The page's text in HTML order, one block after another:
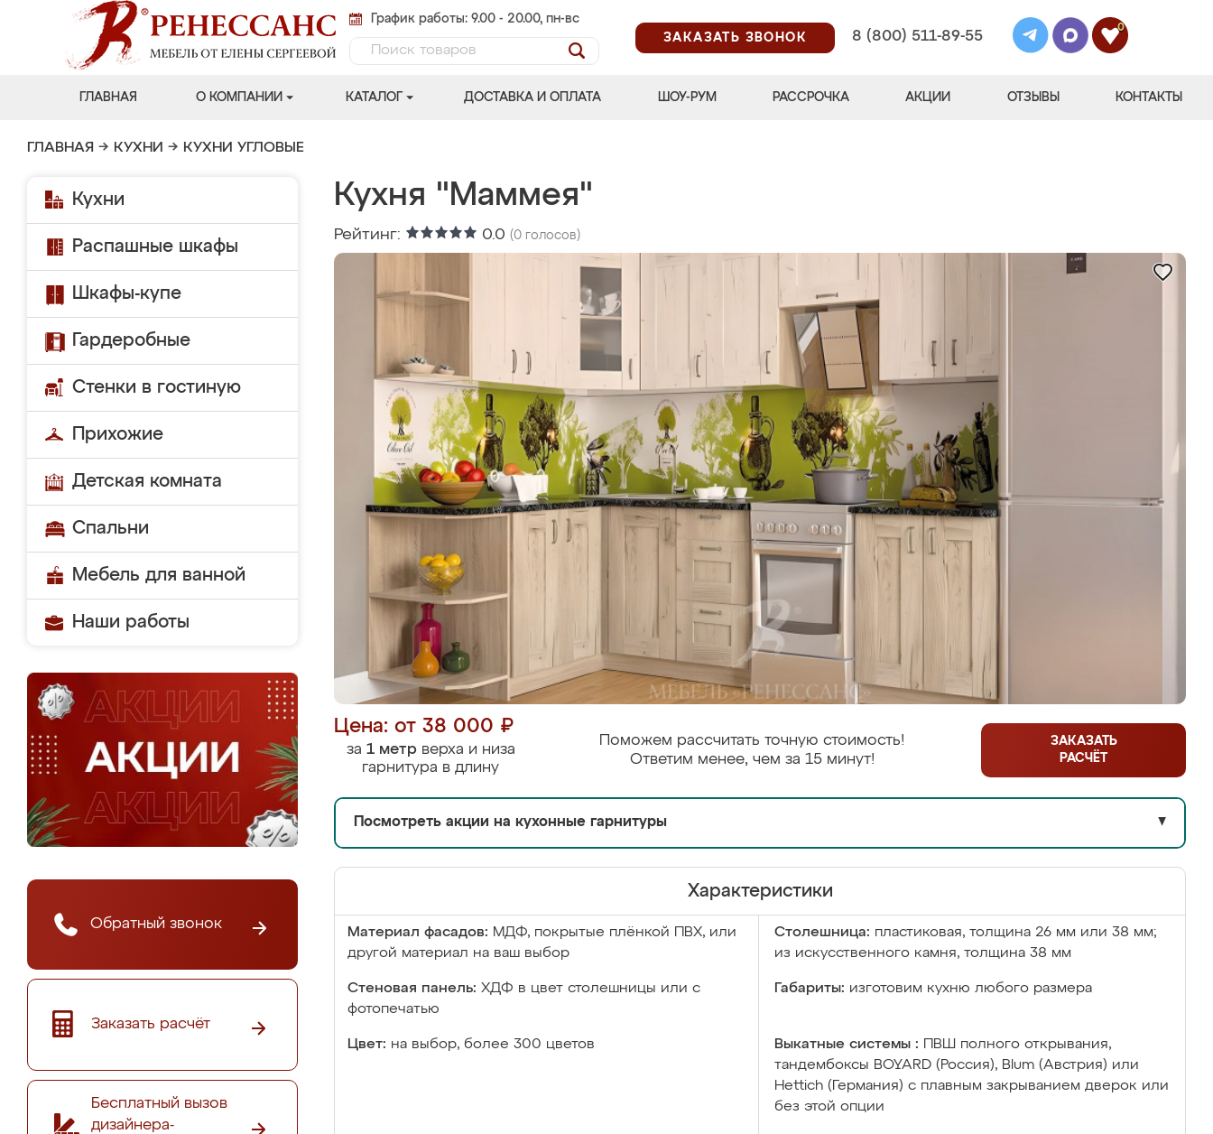
График работы: 9.00 - 20.00, пн-вс
ЗАКАЗАТЬ ЗВОНОК
8 (800) 511-89-55
0
ГЛАВНАЯ О КОМПАНИИ КАТАЛОГ ДОСТАВКА И ОПЛАТА ШОУ-РУМ РАССРОЧКА АКЦИИ ОТЗЫВЫ КОНТАКТЫ
ГЛАВНАЯ → КУХНИ → КУХНИ УГЛОВЫЕ
Кухни
Распашные шкафы
Шкафы-купе
Гардеробные
Стенки в гостиную
Прихожие
Детская комната
Спальни
Мебель для ванной
Наши работы
Обратный звонок
Заказать расчёт
Бесплатный вызов
дизайнера-
Кухня "Маммея"
Рейтинг: 0.0 (0 голосов)
Цена: от 38 000 ₽
за 1 метрверха и низа
гарнитура в длину
Поможем рассчитать точную стоимость!
Ответим менее, чем за 15 минут!
ЗАКАЗАТЬ
РАСЧЁТ
Посмотреть акции на кухонные гарнитуры ▼
Характеристики
Материал фасадов: МДФ, покрытые плёнкой ПВХ, или
другой материал на ваш выбор
Столешница: пластиковая, толщина 26 мм или 38 мм;
из искусственного камня, толщина 38 мм
Стеновая панель: ХДФ в цвет столешницы или с
фотопечатью
Габариты: изготовим кухню любого размера
Цвет: на выбор, более 300 цветов Выкатные системы :
ПВШ полного открывания,
тандембоксы BOYARD (Россия), Blum (Австрия) или
Hettich (Германия) с плавным закрыванием дверок или
без этой опции